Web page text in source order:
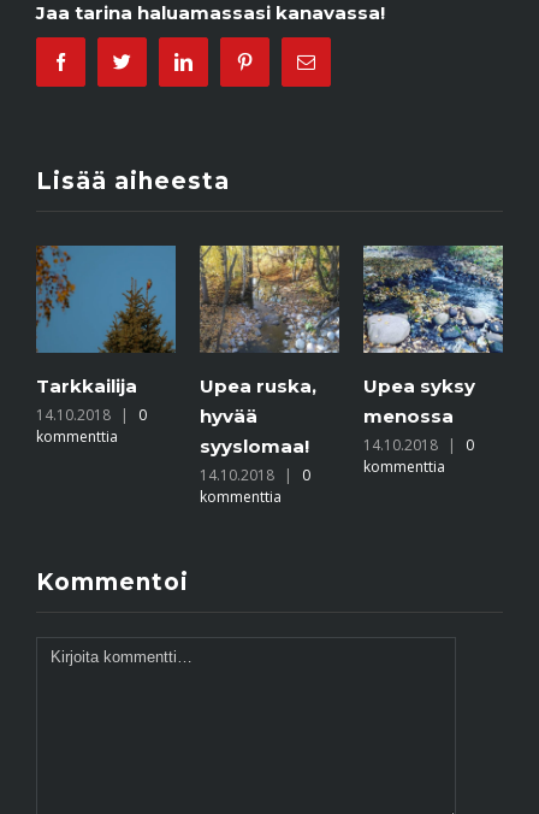
Jaa tarina haluamassasi kanavassa!
FacebookTwitter Linkedin PinterestEmail
Lisää aiheesta
| 0
Upea ruska,
hyvää
syyslomaa!
14.10.2018 | 0
kommenttia
Upea syksy
menossa
14.10.2018 | 0
kommenttia
Tänään
Kommentoi